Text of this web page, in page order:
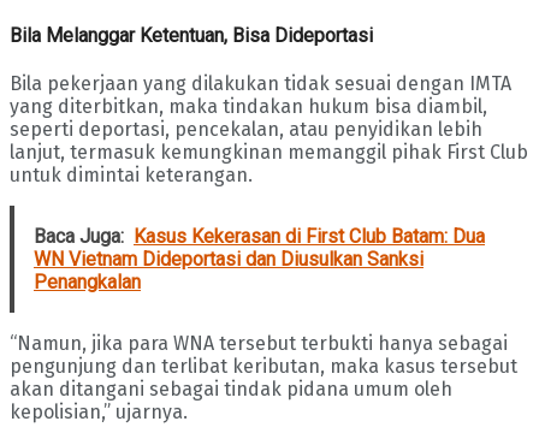
Bila Melanggar Ketentuan, Bisa Dideportasi
Bila pekerjaan yang dilakukan tidak sesuai dengan IMTA
yang diterbitkan, maka tindakan hukum bisa diambil,
seperti deportasi, pencekalan, atau penyidikan lebih
lanjut, termasuk kemungkinan memanggil pihak First Club
untuk dimintai keterangan.
Baca Juga: Kasus Kekerasan di First Club Batam: Dua
WN Vietnam Dideportasi dan Diusulkan Sanksi
Penangkalan
“Namun, jika para WNA tersebut terbukti hanya sebagai
pengunjung dan terlibat keributan, maka kasus tersebut
akan ditangani sebagai tindak pidana umum oleh
kepolisian,” ujarnya.